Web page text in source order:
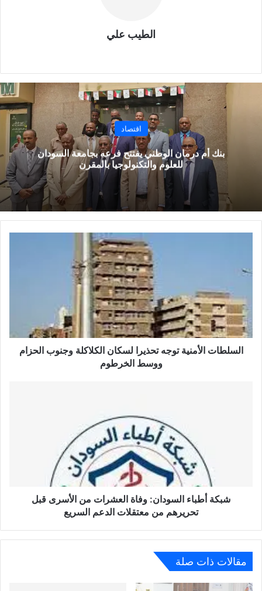
الطيب علي
اقتصاد
بنك أم درمان الوطني يفتتح فرعه بجامعة السودان
للعلوم والتكنولوجيا بالمقرن
السلطات الأمنية توجه تحذيرا لسكان الكلاكلة وجنوب الحزام
ووسط الخرطوم
شبكة أطباء السودان: وفاة العشرات من الأسرى قبل
تحريرهم من معتقلات الدعم السريع
مقالات ذات صلة